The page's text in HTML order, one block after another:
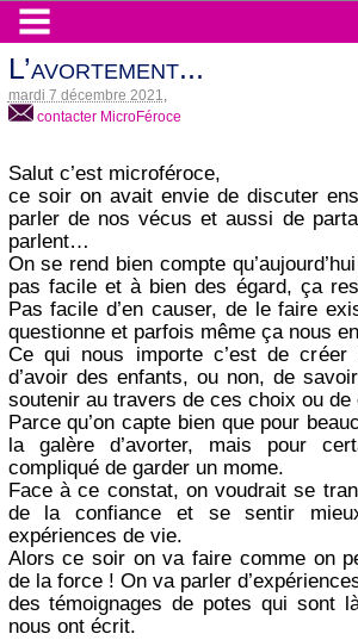
L’avortement...
mardi 7 décembre 2021
contacter MicroFéroce
Salut c’est microféroce,
ce soir on avait envie de discuter
parler de nos vécus et aussi de
parlent…
On se rend bien compte
pas facile et à bien des égard, ça
Pas facile d’en causer, de le faire
questionne et parfois même ça nous
Ce qui nous importe c’est de créer
d’avoir des enfants, ou non, de
soutenir au travers de ces choix ou de
Parce qu’on capte bien que pour
la galère d’avorter, mais pour
compliqué de garder un mome.
Face à ce constat, on voudrait se
de la confiance et se sentir
expériences de vie.
Alors ce soir on va faire comme on
de la force ! On va parler
des témoignages de potes qui sont
nous ont écrit.